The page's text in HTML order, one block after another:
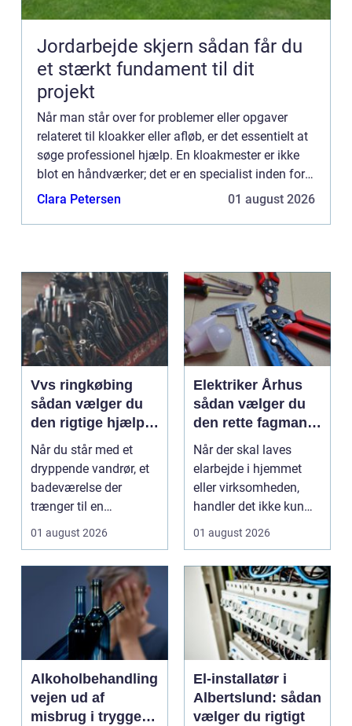
Jordarbejde skjern sådan får du
et stærkt fundament til dit
projekt
Når man står over for problemer eller opgaver
relateret til kloakker eller afløb, er det essentielt at
søge professionel hjælp. En kloakmester er ikke
blot en håndværker; det er en specialist inden for
installation, vedligeholdelse og reparation af k...
Clara Petersen 01 august 2026
Vvs ringkøbing
sådan vælger du
den rigtige hjælp
til vand, varme og
ventilation
Når du står med et
dryppende vandrør, et
badeværelse der
trænger til en
gennemgribende
renovering, e...
01 august 2026
Elektriker Århus
sådan vælger du
den rette fagmand
til opgaven
Når der skal laves
elarbejde i hjemmet
eller virksomheden,
handler det ikke kun
om pris. Sikkerhed, ...
01 august 2026
Alkoholbehandling
vejen ud af
misbrug i trygge
El-installatør i
Albertslund: sådan
vælger du rigtigt